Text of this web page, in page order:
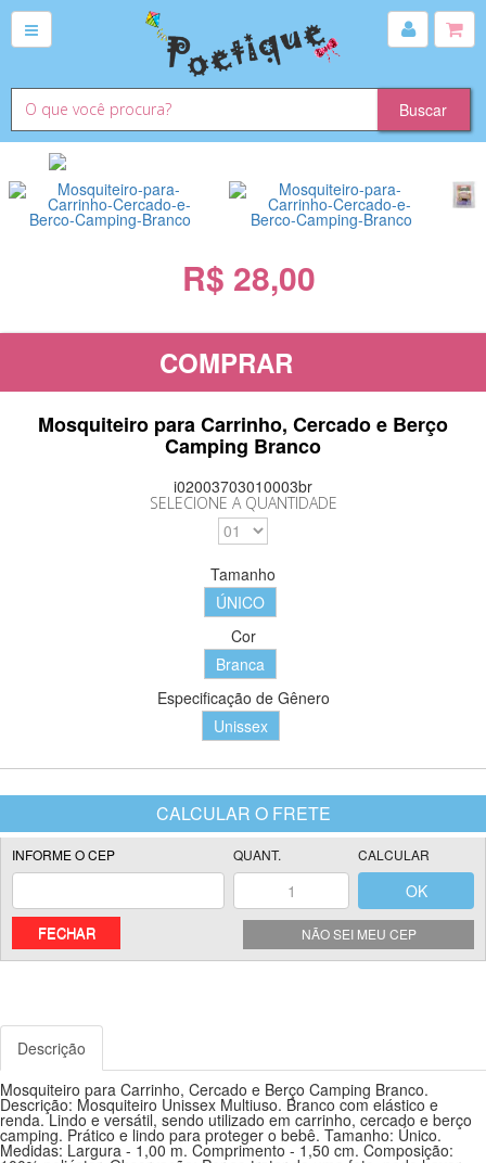
R$ 28,00
COMPRAR
Mosquiteiro para Carrinho, Cercado e Berço
Camping Branco
i02003703010003br
SELECIONE A QUANTIDADE
Tamanho
ÚNICO
Cor
Branca
Especificação de Gênero
Unissex
NÃO SEI MEU CEP
FECHAR
Descrição
Mosquiteiro para Carrinho, Cercado e Berço Camping Branco.
Descrição: Mosquiteiro Unissex Multiuso. Branco com elástico e
renda. Lindo e versátil, sendo utilizado em carrinho, cercado e berço
camping. Prático e lindo para proteger o bebê. Tamanho: Único.
Medidas: Largura - 1,00 m. Comprimento - 1,50 cm. Composição: